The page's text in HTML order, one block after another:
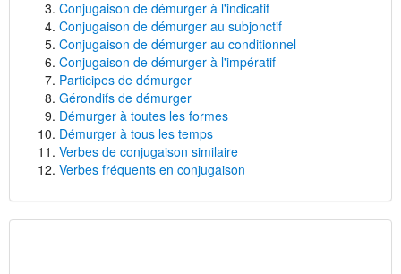
Conjugaison de démurger à l'indicatif
Conjugaison de démurger au subjonctif
Conjugaison de démurger au conditionnel
Conjugaison de démurger à l'impératif
Participes de démurger
Gérondifs de démurger
Démurger à toutes les formes
Démurger à tous les temps
Verbes de conjugaison similaire
Verbes fréquents en conjugaison